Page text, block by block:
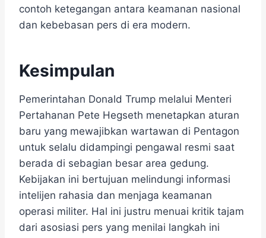
contoh ketegangan antara keamanan nasional
dan kebebasan pers di era modern.
Kesimpulan
Pemerintahan Donald Trump melalui Menteri
Pertahanan Pete Hegseth menetapkan aturan
baru yang mewajibkan wartawan di Pentagon
untuk selalu didampingi pengawal resmi saat
berada di sebagian besar area gedung.
Kebijakan ini bertujuan melindungi informasi
intelijen rahasia dan menjaga keamanan
operasi militer. Hal ini justru menuai kritik tajam
dari asosiasi pers yang menilai langkah ini